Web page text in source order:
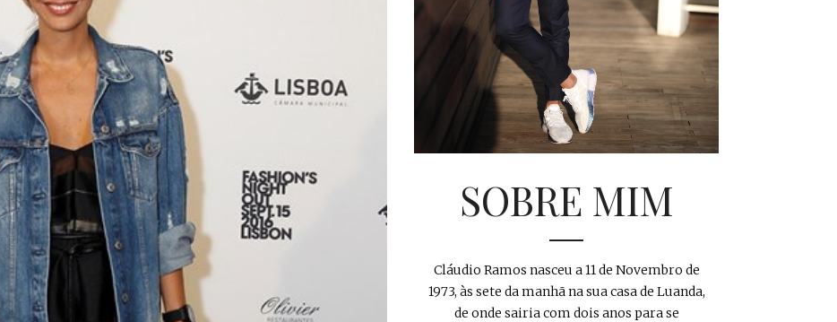
SOBRE MIM
Cláudio Ramos nasceu a 11 de Novembro de
1973, às sete da manhã na sua casa de Luanda,
de onde sairia com dois anos para se